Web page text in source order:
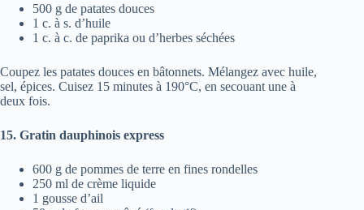
500 g de patates douces
1 c. à s. d’huile
1 c. à c. de paprika ou d’herbes séchées
Coupez les patates douces en bâtonnets. Mélangez avec huile,
sel, épices. Cuisez 15 minutes à 190°C, en secouant une à
deux fois.
15. Gratin dauphinois express
600 g de pommes de terre en fines rondelles
250 ml de crème liquide
1 gousse d’ail